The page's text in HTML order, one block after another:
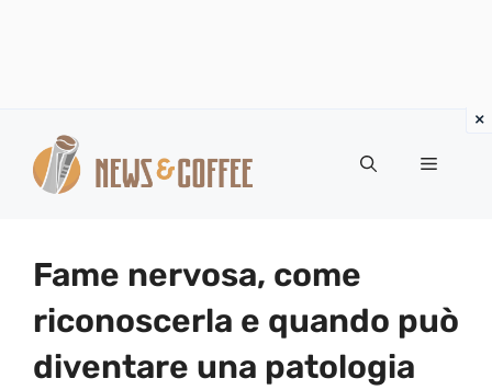
contenuto
Menu
Fame nervosa, come
riconoscerla e quando può
diventare una patologia